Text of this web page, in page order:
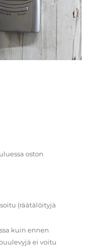
oston
(räätälöityjä
kuin ennen
ei voitu